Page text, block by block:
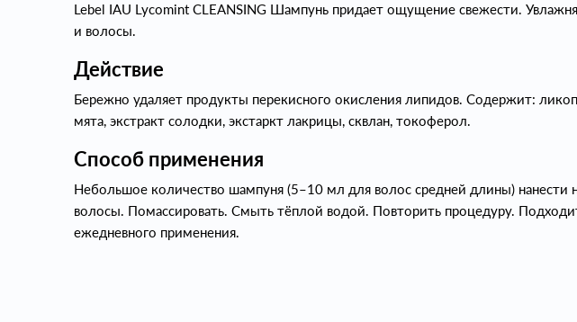
Lebel IAU Lycomint CLEANSING Шампунь придает ощущение свежести.
и волосы.
Действие
Бережно удаляет продукты перекисного окисления липидов. Содержит:
мята, экстракт солодки, экстаркт лакрицы, сквлан, токоферол.
Способ применения
Небольшое количество шампуня (5–10 мл для волос средней длины) нанести
волосы. Помассировать. Смыть тёплой водой. Повторить процедуру.
ежедневного применения.